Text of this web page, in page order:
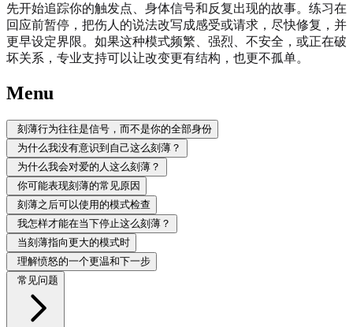
先开始追踪你的触发点、身体信号和反复出现的故事。练习在
回应前暂停，把伤人的说法改写成感受或请求，尽快修复，并
更早设定界限。如果这种模式频繁、强烈、不安全，或正在破
坏关系，专业支持可以让改变更有结构，也更不孤单。
Menu
刻薄行为往往是信号，而不是你的全部身份
为什么我没有意识到自己这么刻薄？
为什么我会对爱的人这么刻薄？
你可能表现刻薄的常见原因
刻薄之后可以使用的模式检查
我怎样才能在当下停止这么刻薄？
当刻薄指向更大的模式时
理解愤怒的一个更温和下一步
常见问题